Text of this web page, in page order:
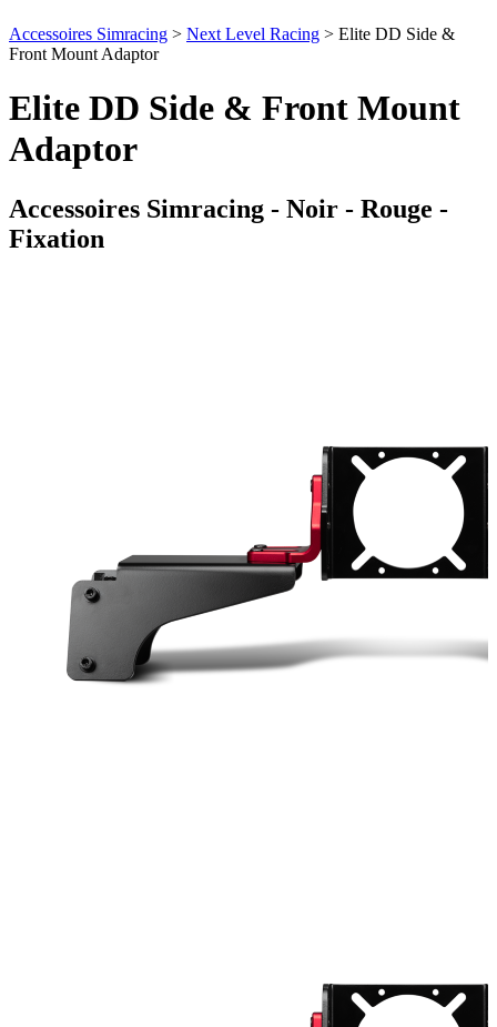
Accessoires Simracing > Next Level Racing > Elite DD Side &
Front Mount Adaptor
Elite DD Side & Front Mount
Adaptor
Accessoires Simracing - Noir - Rouge -
Fixation